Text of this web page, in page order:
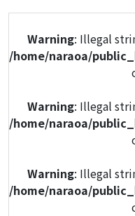
Warning: Illegal
/home/naraoa/
Warning: Illegal
/home/naraoa/
Warning: Illegal
/home/naraoa/